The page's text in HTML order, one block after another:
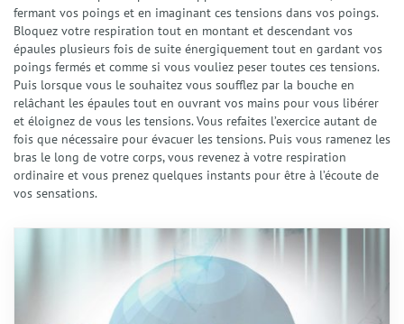
fermant vos poings et en imaginant ces tensions dans vos poings.
Bloquez votre respiration tout en montant et descendant vos
épaules plusieurs fois de suite énergiquement tout en gardant vos
poings fermés et comme si vous vouliez peser toutes ces tensions.
Puis lorsque vous le souhaitez vous soufflez par la bouche en
relâchant les épaules tout en ouvrant vos mains pour vous libérer
et éloignez de vous les tensions. Vous refaites l’exercice autant de
fois que nécessaire pour évacuer les tensions. Puis vous ramenez les
bras le long de votre corps, vous revenez à votre respiration
ordinaire et vous prenez quelques instants pour être à l’écoute de
vos sensations.